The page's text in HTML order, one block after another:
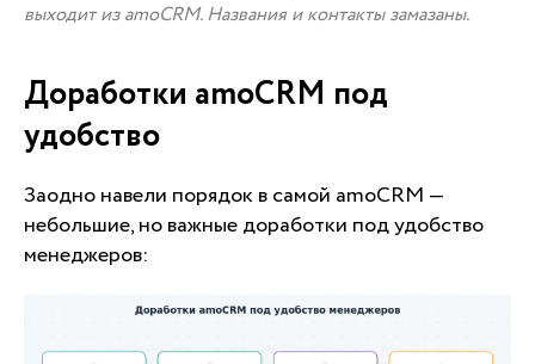
выходит из amoCRM. Названия и контакты замазаны.
Доработки amoCRM под
удобство
Заодно навели порядок в самой amoCRM —
небольшие, но важные доработки под удобство
менеджеров: